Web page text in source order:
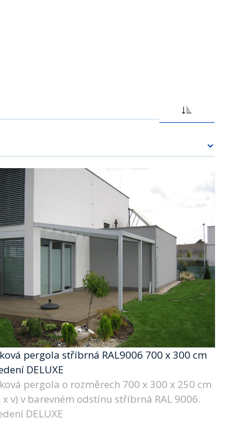
pergola stříbrná RAL9006 700 x 300 cm
DELUXE
pergola o rozměrech 700 x 300 x 250 cm
x v) v barevném odstínu stříbrná RAL 9006.
DELUXE